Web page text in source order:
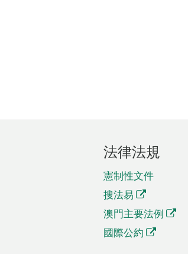
法律法規
憲制性文件
搜法易
澳門主要法例
國際公約